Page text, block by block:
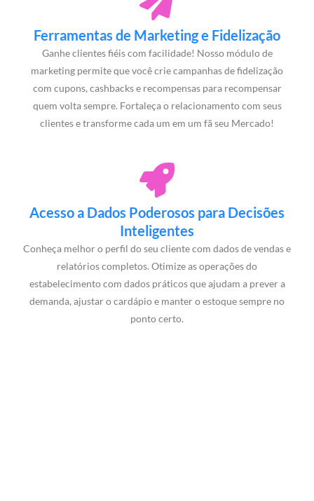
Ferramentas de Marketing e Fidelização
Ganhe clientes fiéis com facilidade! Nosso módulo de
marketing permite que você crie campanhas de fidelização
com cupons, cashbacks e recompensas para recompensar
quem volta sempre. Fortaleça o relacionamento com seus
clientes e transforme cada um em um fã seu Mercado!
Acesso a Dados Poderosos para Decisões
Inteligentes
Conheça melhor o perfil do seu cliente com dados de vendas e
relatórios completos. Otimize as operações do
estabelecimento com dados práticos que ajudam a prever a
demanda, ajustar o cardápio e manter o estoque sempre no
ponto certo.